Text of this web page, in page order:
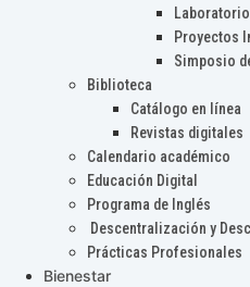
Proyectos
Simposio
Biblioteca
Catálogo en línea
Revistas digitales
Calendario académico
Educación Digital
Programa de Inglés
Descentralización y
Prácticas Profesionales
Bienestar